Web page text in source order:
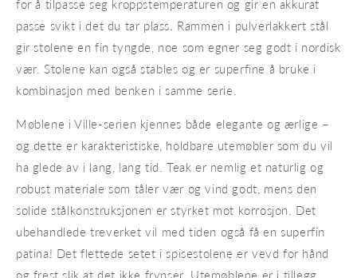
for å tilpasse seg kroppstemperaturen og gir en akkurat
passe svikt i det du tar plass. Rammen i pulverlakkert stål
gir stolene en fin tyngde, noe som egner seg godt i nordisk
vær. Stolene kan også stables og er superfine å bruke i
kombinasjon med benken i samme serie.
Møblene i Ville-serien kjennes både elegante og ærlige –
og dette er karakteristiske, holdbare utemøbler som du vil
ha glede av i lang, lang tid. Teak er nemlig et naturlig og
robust materiale som tåler vær og vind godt, mens den
solide stålkonstruksjonen er styrket mot korrosjon. Det
ubehandlede treverket vil med tiden også få en superfin
patina! Det flettede setet i spisestolene er vevd for hånd
og frest slik at det ikke frynser. Utemøblene er i tillegg